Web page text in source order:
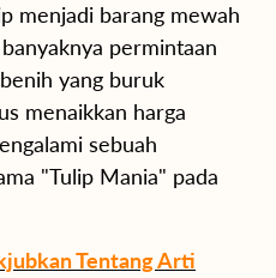
menjadi barang mewah
permintaan
yang buruk
menaikkan harga
sebuah
"Tulip Mania" pada
Tentang Arti